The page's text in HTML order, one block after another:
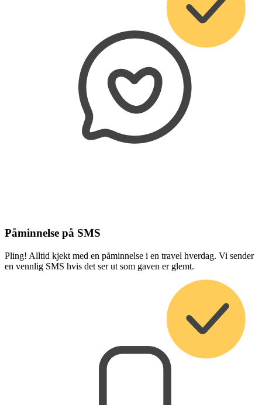
Påminnelse på SMS
Pling! Alltid kjekt med en påminnelse i en travel hverdag. Vi sender
en vennlig SMS hvis det ser ut som gaven er glemt.